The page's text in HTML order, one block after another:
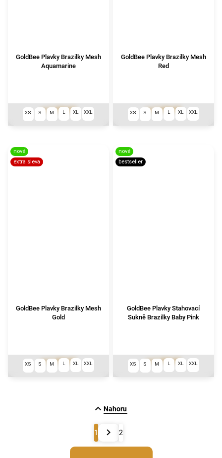
GoldBee Plavky Brazilky Mesh
Aquamarine
od1 290 Kč
XS S M L XL XXL
GoldBee Plavky Brazilky Mesh
Red
od1 290 Kč
XS S M L XL XXL
nové
extra sleva
GoldBee Plavky Brazilky Mesh
Gold
od1 290 Kč
XS S M L XL XXL
nové
bestseller
GoldBee Plavky Stahovací
Sukně Brazilky Baby Pink
od1 790 Kč
XS S M L XL XXL
1 2
Nahoru